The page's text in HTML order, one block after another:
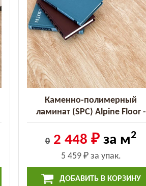
Каменно-полимерный
ламинат (SPC) Alpine Floor -
Classic Бук (ECO 152-9 MC)
0 2 448 ₽ за м2
5 459 ₽за упак.
ДОБАВИТЬ В КОРЗИНУ